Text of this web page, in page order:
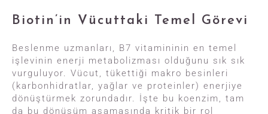
Biotin’in Vücuttaki Temel Görevi
Beslenme uzmanları, B7 vitamininin en temel
işlevinin enerji metabolizması olduğunu sık sık
vurguluyor. Vücut, tükettiği makro besinleri
(karbonhidratlar, yağlar ve proteinler) enerjiye
dönüştürmek zorundadır. İşte bu koenzim, tam
da bu dönüşüm aşamasında kritik bir rol